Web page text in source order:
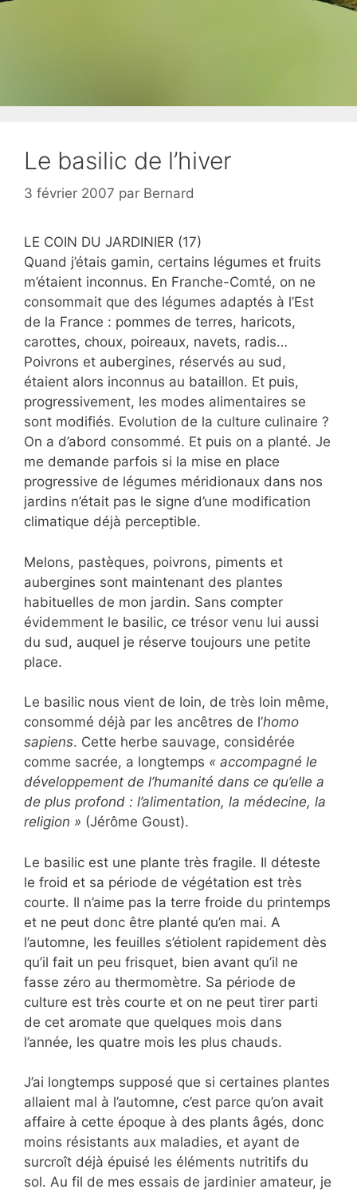
Le basilic de l’hiver
3 février 2007 par Bernard
LE COIN DU JARDINIER (17)
Quand j’étais gamin, certains légumes et fruits
m’étaient inconnus. En Franche-Comté, on ne
consommait que des légumes adaptés à l’Est
de la France : pommes de terres, haricots,
carottes, choux, poireaux, navets, radis…
Poivrons et aubergines, réservés au sud,
étaient alors inconnus au bataillon. Et puis,
progressivement, les modes alimentaires se
sont modifiés. Evolution de la culture culinaire ?
On a d’abord consommé. Et puis on a planté. Je
me demande parfois si la mise en place
progressive de légumes méridionaux dans nos
jardins n’était pas le signe d’une modification
climatique déjà perceptible.
Melons, pastèques, poivrons, piments et
aubergines sont maintenant des plantes
habituelles de mon jardin. Sans compter
évidemment le basilic, ce trésor venu lui aussi
du sud, auquel je réserve toujours une petite
place.
Le basilic nous vient de loin, de très loin même,
consommé déjà par les ancêtres de l’homo
sapiens. Cette herbe sauvage, considérée
comme sacrée, a longtemps « accompagné le
développement de l’humanité dans ce qu’elle a
de plus profond : l’alimentation, la médecine, la
religion » (Jérôme Goust).
Le basilic est une plante très fragile. Il déteste
le froid et sa période de végétation est très
courte. Il n’aime pas la terre froide du printemps
et ne peut donc être planté qu’en mai. A
l’automne, les feuilles s’étiolent rapidement dès
qu’il fait un peu frisquet, bien avant qu’il ne
fasse zéro au thermomètre. Sa période de
culture est très courte et on ne peut tirer parti
de cet aromate que quelques mois dans
l’année, les quatre mois les plus chauds.
J’ai longtemps supposé que si certaines plantes
allaient mal à l’automne, c’est parce qu’on avait
affaire à cette époque à des plants âgés, donc
moins résistants aux maladies, et ayant de
surcroît déjà épuisé les éléments nutritifs du
sol. Au fil de mes essais de jardinier amateur, je